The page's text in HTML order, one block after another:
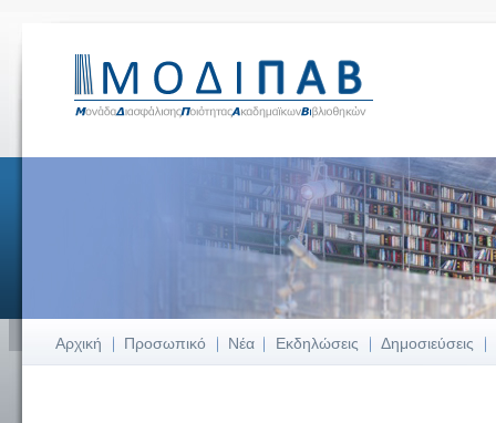
Αρχική Προσωπικό Νέα Εκδηλώσεις Δημοσιεύσεις